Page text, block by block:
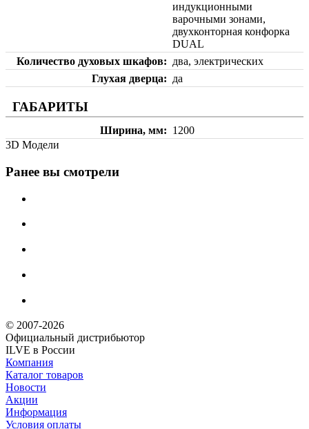
индукционными
варочными зонами,
двухконторная конфорка
DUAL
Количество духовых шкафов
два, электрических
Глухая дверца
да
ГАБАРИТЫ
Ширина, мм
1200
3D Модели
Ранее вы смотрели
© 2007-2026
Официальный дистрибьютoр
ILVE в России
Компания
Каталог товаров
Новости
Акции
Информация
Условия оплаты